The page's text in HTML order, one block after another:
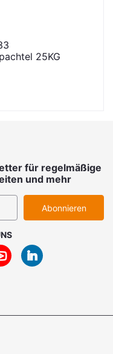
25KG
für regelmäßige
und mehr
Abonnieren